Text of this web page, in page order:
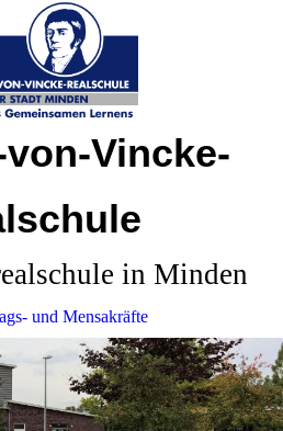
Vincke-
in Minden
und Mensakräfte